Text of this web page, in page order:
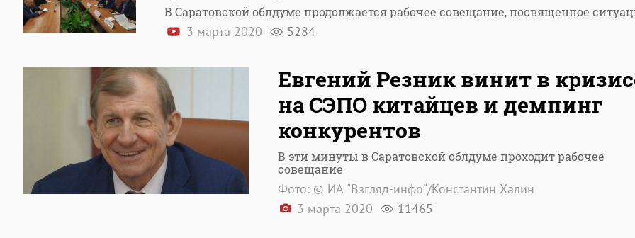
В Саратовской облдуме продолжается рабочее совещание, посвященное
3 марта 2020 5284
Евгений Резник винит в
на СЭПО китайцев и демпинг
конкурентов
В эти минуты в Саратовской облдуме проходит рабочее
совещание
Фото: © ИА "Взгляд-инфо"/Константин Халин
3 марта 2020
11465